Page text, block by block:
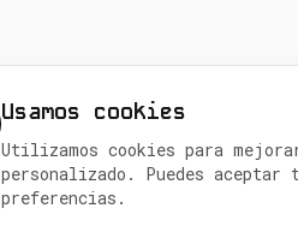
Usamos cookies
Utilizamos cookies para
personalizado. Puedes
preferencias.